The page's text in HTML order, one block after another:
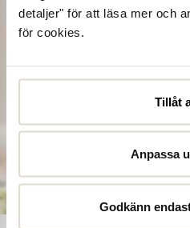
detaljer" för att läsa mer och
för cookies.
Tillåt
Anpassa
Godkänn